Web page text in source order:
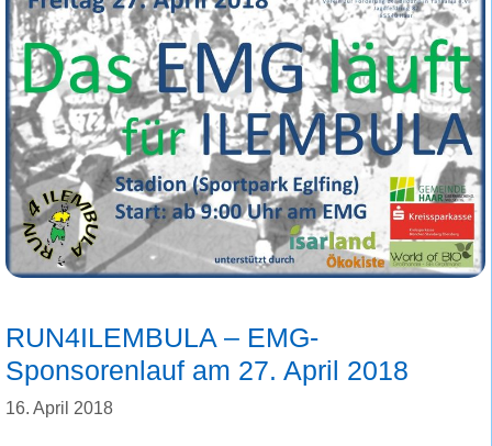
RUN4ILEMBULA – EMG-
Sponsorenlauf am 27. April 2018
16. April 2018